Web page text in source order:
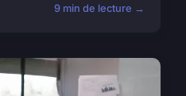
9 min de lecture →